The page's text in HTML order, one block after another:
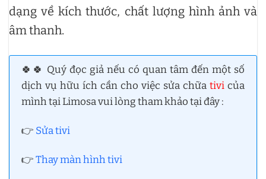
dạng về kích thước, chất lượng hình ảnh và
âm thanh.
🍀🍀 Quý đọc giả nếu có quan tâm đến một số
dịch vụ hữu ích cần cho việc sửa chữa tivi của
mình tại Limosa vui lòng tham khảo tại đây :
👉 Sửa tivi
👉Thay màn hình tivi